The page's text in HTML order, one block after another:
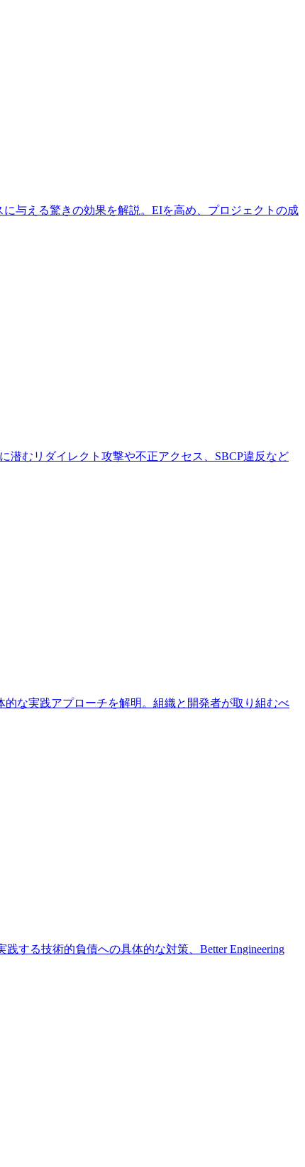
与える驚きの効果を解説。EIを高め、プロジェクトの成
潜むリダイレクト攻撃や不正アクセス、SBCP違反など
な実践アプローチを解明。組織と開発者が取り組むべ
する技術的負債への具体的な対策、Better Engineering